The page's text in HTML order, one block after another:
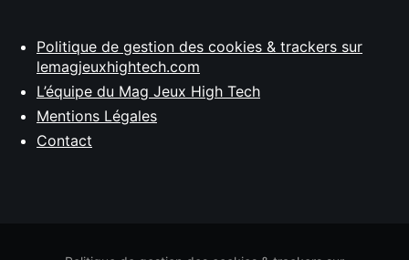
Politique de gestion des cookies & trackers sur
lemagjeuxhightech.com
L’équipe du Mag Jeux High Tech
Mentions Légales
Contact